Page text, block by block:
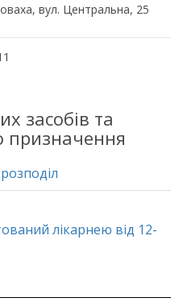
вул. Центральна, 25
засобів та
призначення
лікарнею від 12-